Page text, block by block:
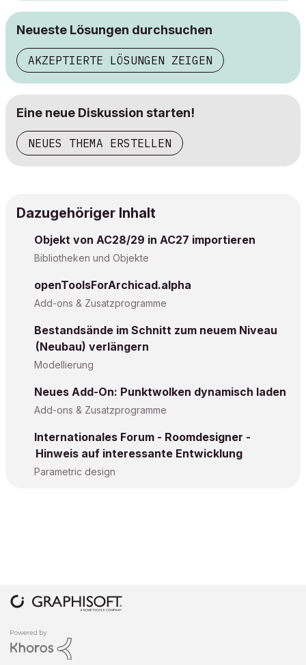
Neueste Lösungen durchsuchen
AKZEPTIERTE LÖSUNGEN ZEIGEN
Eine neue Diskussion starten!
NEUES THEMA ERSTELLEN
Dazugehöriger Inhalt
Objekt von AC28/29 in AC27 importieren
Bibliotheken und Objekte
openToolsForArchicad.alpha
Add-ons & Zusatzprogramme
Bestandsände im Schnitt zum neuem Niveau
(Neubau) verlängern
Modellierung
Neues Add-On: Punktwolken dynamisch laden
Add-ons & Zusatzprogramme
Internationales Forum - Roomdesigner -
Hinweis auf interessante Entwicklung
Parametric design